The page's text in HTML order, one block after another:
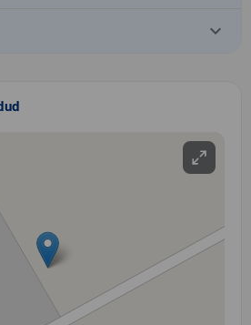
keyboard_arrow_down